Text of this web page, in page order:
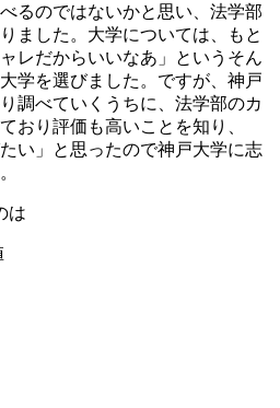
るのではないかと思い、法学部
ました。大学については、もと
レだからいいなあ」というそん
学を選びました。ですが、神戸
調べていくうちに、法学部のカ
おり評価も高いことを知り、
い」と思ったので神戸大学に志
は